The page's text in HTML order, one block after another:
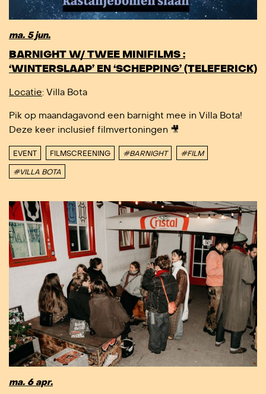
ma. 5 jun.
BARNIGHT W/ TWEE MINIFILMS :
‘WINTERSLAAP’ EN ‘SCHEPPING’ (TELEFERICK)
Locatie: Villa Bota
Pik op maandagavond een barnight mee in Villa Bota!
Deze keer inclusief filmvertoningen 🎥
EVENT FILMSCREENING #BARNIGHT #FILM
#VILLA BOTA
ma. 6 apr.